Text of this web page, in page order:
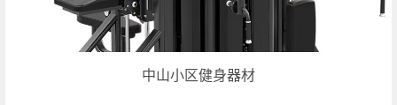
中山小区健身器材